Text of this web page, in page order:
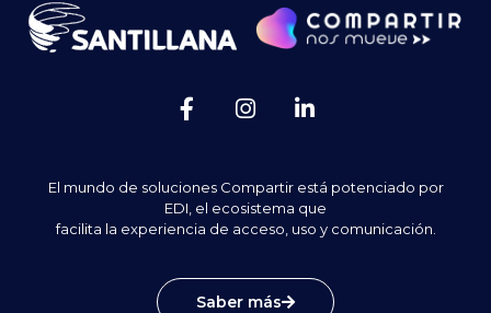
El mundo de soluciones Compartir está potenciado por
EDI, el ecosistema que
facilita la experiencia de acceso, uso y comunicación.
Saber más